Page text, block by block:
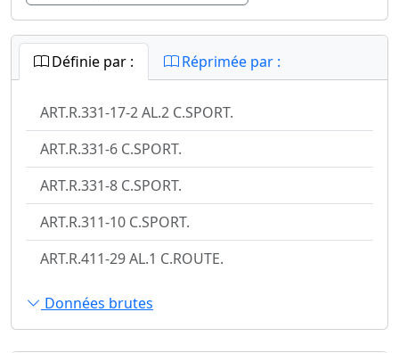
Définie par : Réprimée par :
ART.R.331-17-2 AL.2 C.SPORT.
ART.R.331-6 C.SPORT.
ART.R.331-8 C.SPORT.
ART.R.311-10 C.SPORT.
ART.R.411-29 AL.1 C.ROUTE.
Données brutes